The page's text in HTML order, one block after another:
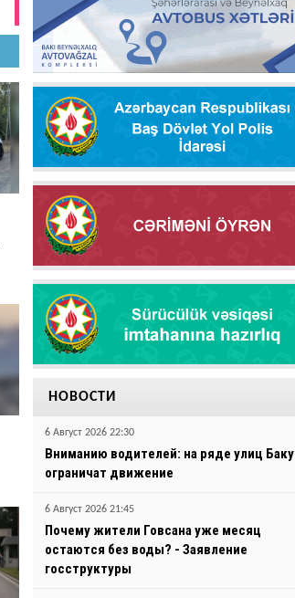
НОВОСТИ
6 Август 2026 22:30
Вниманию водителей: на ряде улиц Баку
ограничат движение
6 Август 2026 21:45
Почему жители Говсана уже месяц
остаются без воды? - Заявление
госструктуры